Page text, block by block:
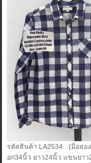
รหัสสินค้า LA2534 : (มือสอ
อก34นิ้ว ยาว24นิ้ว แขนยา